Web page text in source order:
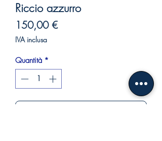
Riccio azzurro
150,00 €Prezzo
IVA inclusa
Quantità *